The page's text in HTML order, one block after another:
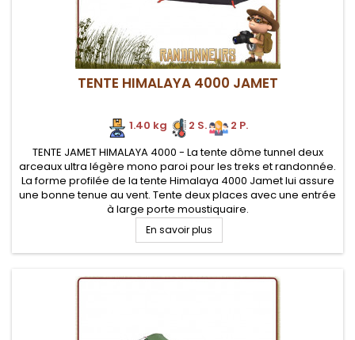
TENTE HIMALAYA 4000 JAMET
1.40 kg 2 S.
2 P.
TENTE JAMET HIMALAYA 4000 - La tente dôme tunnel deux
arceaux ultra légère mono paroi pour les treks et randonnée.
La forme profilée de la tente Himalaya 4000 Jamet lui assure
une bonne tenue au vent. Tente deux places avec une entrée
à large porte moustiquaire.
En savoir plus